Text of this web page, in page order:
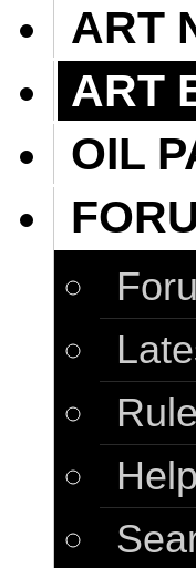
ART
ART
OIL
Help